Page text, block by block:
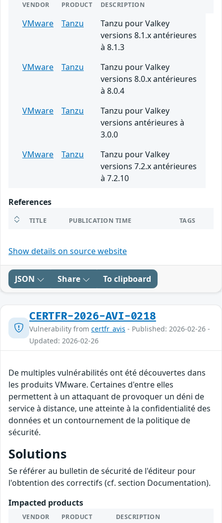
VENDOR PRODUCT DESCRIPTION
VMware Tanzu
Tanzu pour Valkey
versions 8.1.x antérieures
à 8.1.3
VMware
Tanzu
Tanzu pour Valkey
versions 8.0.x antérieures
à 8.0.4
VMware
Tanzu
Tanzu pour Valkey
versions antérieures à
3.0.0
VMware
Tanzu
Tanzu pour Valkey
versions 7.2.x antérieures
à 7.2.10
References
TITLE PUBLICATION TIME TAGS
Show details on source website
JSON Share To clipboard
CERTFR-2026-AVI-0218
Vulnerability from certfr_avis - Published: 2026-02-26 -
Updated: 2026-02-26
De multiples vulnérabilités ont été découvertes dans
les produits VMware. Certaines d'entre elles
permettent à un attaquant de provoquer un déni de
service à distance, une atteinte à la confidentialité des
données et un contournement de la politique de
sécurité.
Solutions
Se référer au bulletin de sécurité de l'éditeur pour
l'obtention des correctifs (cf. section Documentation).
Impacted products
VENDOR PRODUCT DESCRIPTION